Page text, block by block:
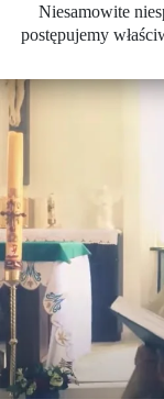
Niesamowite
postępujemy